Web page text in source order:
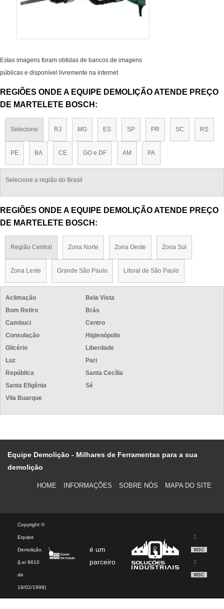
Estas imagens foram obtidas de bancos de imagens
públicas e disponível livremente na internet
REGIÕES ONDE A EQUIPE DEMOLIÇÃO ATENDE PREÇO
DE MARTELETE BOSCH:
Selecione RJ MG ES SP PR SC RS
PE BA CE GO e DF AM PA
Selecione a região do Brasil
REGIÕES ONDE A EQUIPE DEMOLIÇÃO ATENDE PREÇO
DE MARTELETE BOSCH:
Região Central Zona Norte Zona Oeste Zona Sul
Zona Leste Grande São Paulo Litoral de São Paulo
Aclimação
Bela Vista
Bom Retiro
Brás
Cambuci
Centro
Consolação
Higienópolis
Glicério
Liberdade
Luz
Pari
República
Santa Cecília
Santa Efigênia
Sé
Vila Buarque
Equipe Demolição - Milhares de Ferramentas para a sua
demolição
HOME INFORMAÇÕES SOBRE NÓS MAPA DO SITE
Copyright ©
Equipe
Demolição.
(Lei 9610
de
19/02/1998)
é um
parceiro
W3C
W3C